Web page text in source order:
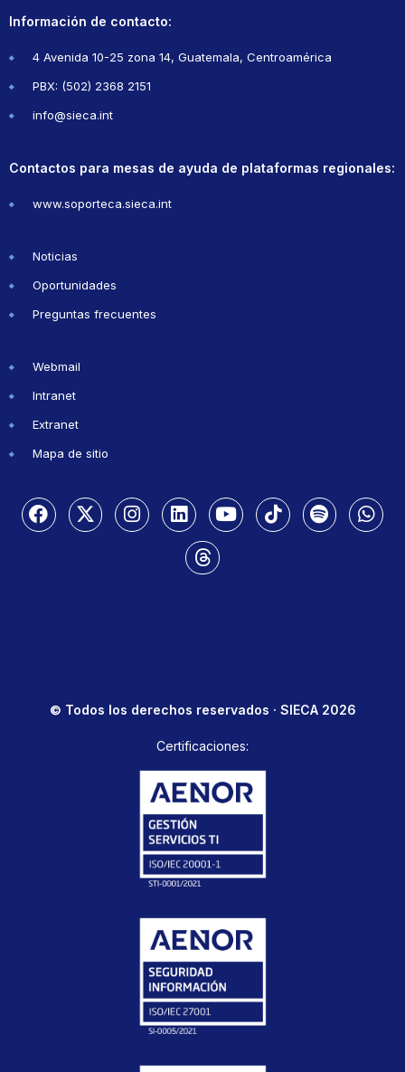
Información de contacto:
4 Avenida 10-25 zona 14, Guatemala, Centroamérica
PBX: (502) 2368 2151
info@sieca.int
Contactos para mesas de ayuda de plataformas regionales:
www.soporteca.sieca.int
Noticias
Oportunidades
Preguntas frecuentes
Webmail
Intranet
Extranet
Mapa de sitio
© Todos los derechos reservados · SIECA 2026
Certificaciones: